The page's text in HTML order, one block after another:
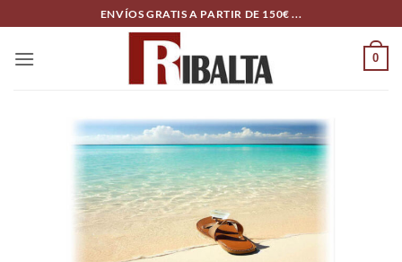
to
content
ENVÍOS GRATIS A PARTIR DE 150€ ...
0